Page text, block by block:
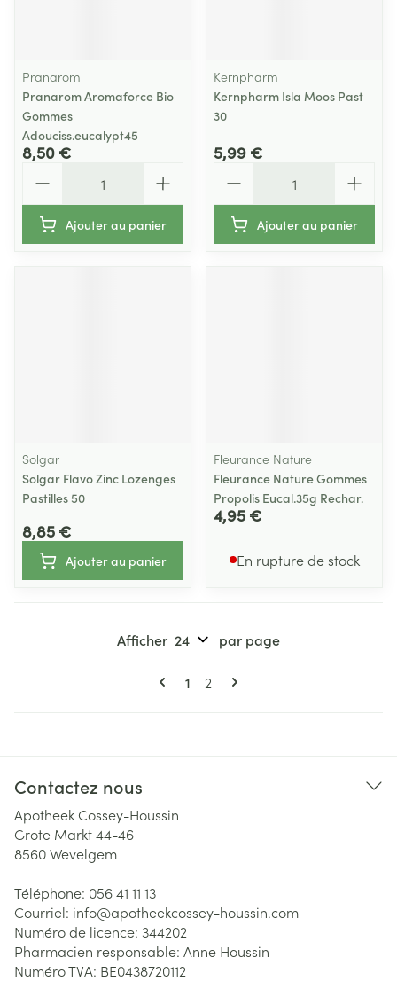
Pranarom
Pranarom Aromaforce Bio
Gommes
Adouciss.eucalypt45
8,50 €
Ajouter au panier
Kernpharm
Kernpharm Isla Moos Past
30
5,99 €
Ajouter au panier
Solgar
Solgar Flavo Zinc Lozenges
Pastilles 50
8,85 €
Ajouter au panier
Fleurance Nature
Fleurance Nature Gommes
Propolis Eucal.35g Rechar.
4,95 €
En rupture de stock
Pages
Vous lisez actuellement la page
1 Page
2
Afficher par page
Contactez nous
Apotheek Cossey-Houssin
Grote Markt 44-46
8560Wevelgem
Téléphone: 056 41 11 13
Courriel: info@apotheekcossey-houssin.com
Numéro de licence: 344202
Pharmacien responsable: Anne Houssin
Numéro TVA: BE0438720112